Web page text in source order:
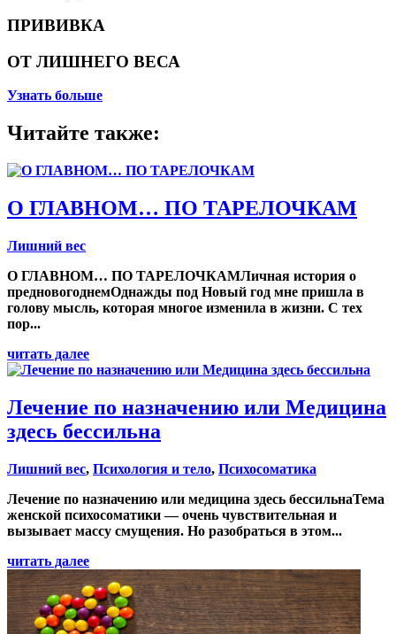
ПРИВИВКА
ОТ ЛИШНЕГО ВЕСА
Узнать больше
Читайте также:
О ГЛАВНОМ… ПО ТАРЕЛОЧКАМ
Лишний вес
О ГЛАВНОМ… ПО ТАРЕЛОЧКАМЛичная история о
предновогоднемОднажды под Новый год мне пришла в
голову мысль, которая многое изменила в жизни. С тех
пор...
читать далее
Лечение по назначению или Медицина
здесь бессильна
Лишний вес, Психология и тело, Психосоматика
Лечение по назначению или медицина здесь бессильнаТема
женской психосоматики — очень чувствительная и
вызывает массу смущения. Но разобраться в этом...
читать далее